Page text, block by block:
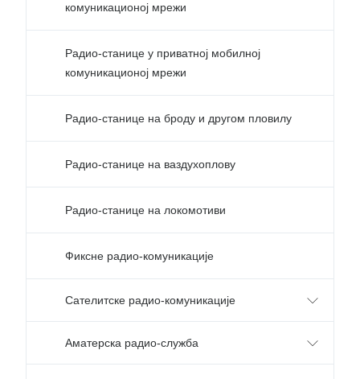
комуникационој мрежи
Радио-станице у приватној мобилној
комуникационој мрежи
Радио-станице на броду и другом пловилу
Радио-станице на ваздухоплову
Радио-станице на локомотиви
Фиксне радио-комуникације
Сателитске радио-комуникације
Аматерска радио-служба